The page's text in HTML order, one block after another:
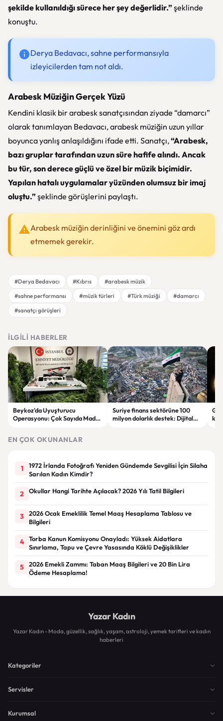
şekilde kullanıldığı sürece her şey değerlidir.”şeklinde
konuştu.
Derya Bedavacı, sahne performansıyla
izleyicilerden tam not aldı.
Arabesk Müziğin Gerçek Yüzü
Kendini klasik bir arabesk sanatçısından ziyade “damarcı”
olarak tanımlayan Bedavacı, arabesk müziğin uzun yıllar
boyunca yanlış anlaşıldığını ifade etti. Sanatçı,“Arabesk,
bazı gruplar tarafından uzun süre hafife alındı. Ancak
bu tür, son derece güçlü ve özel bir müzik biçimidir.
Yapılan hatalı uygulamalar yüzünden olumsuz bir imaj
oluştu.”şeklinde görüşlerini paylaştı.
Arabesk müziğin derinliğini ve önemini göz ardı
etmemek gerekir.
#Derya Bedavacı #Kıbrıs
#arabesk müzik
#sahne performansı
#müzik türleri #Türk müziği
#damarcı
#sanatçı görüşleri
İLGILI HABERLER
Beykoz'da Uyuşturucu
Operasyonu: Çok Sayıda Madde
Suriye finans sektörüne 100
milyon dolarlık destek: Dijital
EN ÇOK OKUNANLAR
1
1972 İrlanda Fotoğrafı Yeniden Gündemde Sevgilisi İçin Silaha
Sarılan Kadın Kimdir?
2 Okullar Hangi Tarihte Açılacak? 2026 Yılı Tatil Bilgileri
3
2026 Ocak Emeklilik Temel Maaş Hesaplama Tablosu ve
Bilgileri
4
Torba Kanun Komisyonu Onayladı: Yüksek Aidatlara
Sınırlama, Tapu ve Çevre Yasasında Köklü Değişiklikler
5
2026 Emekli Zammı: Taban Maaş Bilgileri ve 20 Bin Lira
Ödeme Hesaplama!
Yazar Kadın
Yazar Kadın - Moda, güzellik, sağlık, yaşam, astroloji, yemek tarifleri ve kadın
haberleri
Kategoriler
Servisler
Kurumsal